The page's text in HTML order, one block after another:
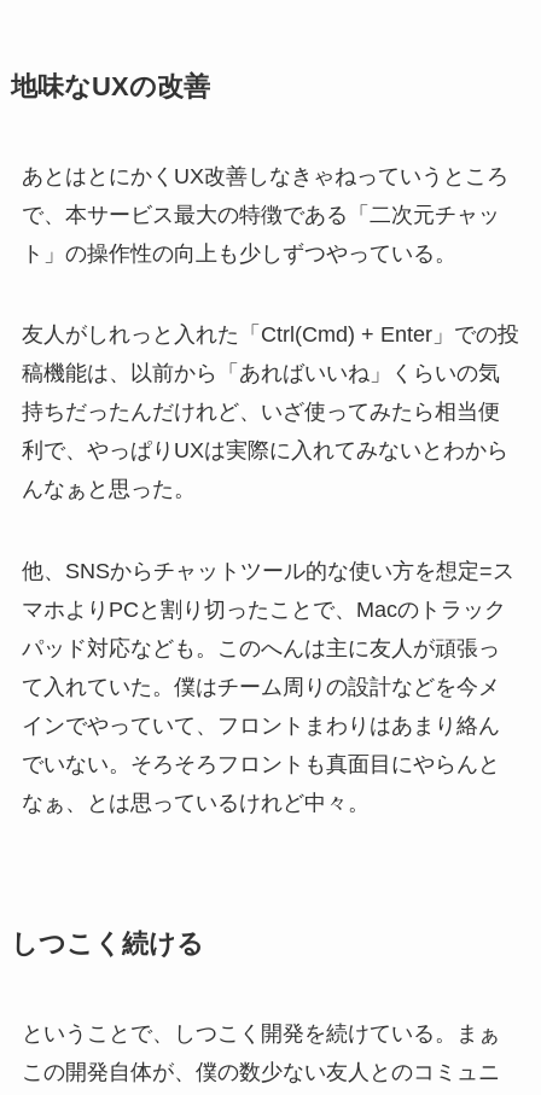
地味なUXの改善
あとはとにかくUX改善しなきゃねっていうところ
で、本サービス最大の特徴である「二次元チャッ
ト」の操作性の向上も少しずつやっている。
友人がしれっと入れた「Ctrl(Cmd) + Enter」での投
稿機能は、以前から「あればいいね」くらいの気
持ちだったんだけれど、いざ使ってみたら相当便
利で、やっぱりUXは実際に入れてみないとわから
んなぁと思った。
他、SNSからチャットツール的な使い方を想定=ス
マホよりPCと割り切ったことで、Macのトラック
パッド対応なども。このへんは主に友人が頑張っ
て入れていた。僕はチーム周りの設計などを今メ
インでやっていて、フロントまわりはあまり絡ん
でいない。そろそろフロントも真面目にやらんと
なぁ、とは思っているけれど中々。
しつこく続ける
ということで、しつこく開発を続けている。まぁ
この開発自体が、僕の数少ない友人とのコミュニ